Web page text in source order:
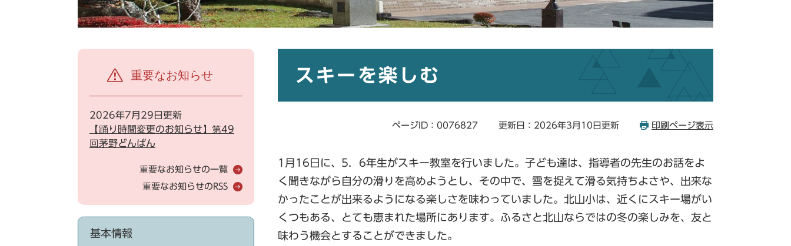
スキーを楽しむ
ページID：0076827 更新日：2026年3月10日更新 印刷ページ表示
1月16日に、5．6年生がスキー教室を行いました。子ども達は、指導者の先生のお話をよ
く聞きながら自分の滑りを高めようとし、その中で、雪を捉えて滑る気持ちよさや、出来な
かったことが出来るようになる楽しさを味わっていました。北山小は、近くにスキー場がい
くつもある、とても恵まれた場所にあります。ふるさと北山ならではの冬の楽しみを、友と
味わう機会とすることができました。
重要なお知らせ
2026年7月29日更新
【踊り時間変更のお知らせ】第49
回茅野どんばん
重要なお知らせの一覧
重要なお知らせのRSS
基本情報